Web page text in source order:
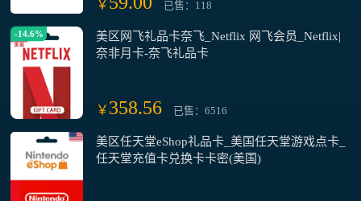
￥ 已售：118
-14.6%
美区网飞礼品卡奈飞_Netflix 网飞会员_Netflix|
奈非月卡-奈飞礼品卡
￥ 358.56 已售：6516
美区任天堂eShop礼品卡_美国任天堂游戏点卡_
任天堂充值卡兑换卡卡密(美国)